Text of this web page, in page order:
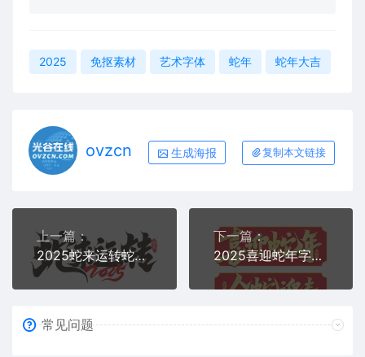
2025 免抠素材 艺术字体 蛇年 蛇年大吉
ovzcn 生成海报 复制本文链接
上一篇：
2025蛇来运转蛇年字体艺术字PS模板免抠素材
下一篇：
2025喜迎蛇年字体艺术字PS素材
常见问题